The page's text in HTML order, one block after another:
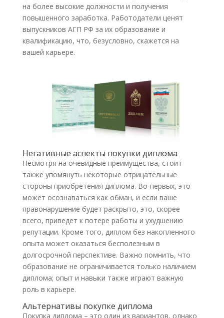
на более высокие должности и получения
повышенного заработка. Работодатели ценят
выпускников АГП РФ за их образование и
квалификацию, что, безусловно, скажется на
вашей карьере.
Негативные аспекты покупки диплома
Несмотря на очевидные преимущества, стоит
также упомянуть некоторые отрицательные
стороны приобретения диплома. Во-первых, это
может осознаваться как обман, и если ваше
правонарушение будет раскрыто, это, скорее
всего, приведет к потере работы и ухудшению
репутации. Кроме того, диплом без накопленного
опыта может оказаться бесполезным в
долгосрочной перспективе. Важно помнить, что
образование не ограничивается только наличием
диплома; опыт и навыки также играют важную
роль в карьере.
Альтернативы покупке диплома
Покупка диплома – это один из вариантов, однако